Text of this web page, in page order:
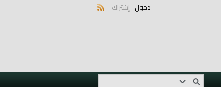
دخول إشتراك: